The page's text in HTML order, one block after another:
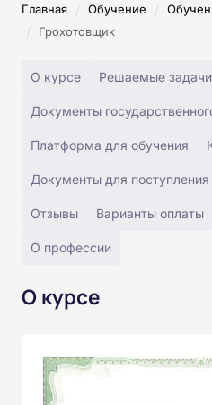
Главная / Обучение /
/ Грохотовщик
О курсе Решаемые задачи
Документы
Платформа для обучения
Документы для поступления
Отзывы Варианты оплаты
О профессии
О курсе